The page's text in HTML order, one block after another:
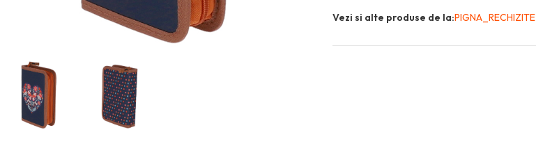
Vezi si alte produse de la:PIGNA_RECHIZITE